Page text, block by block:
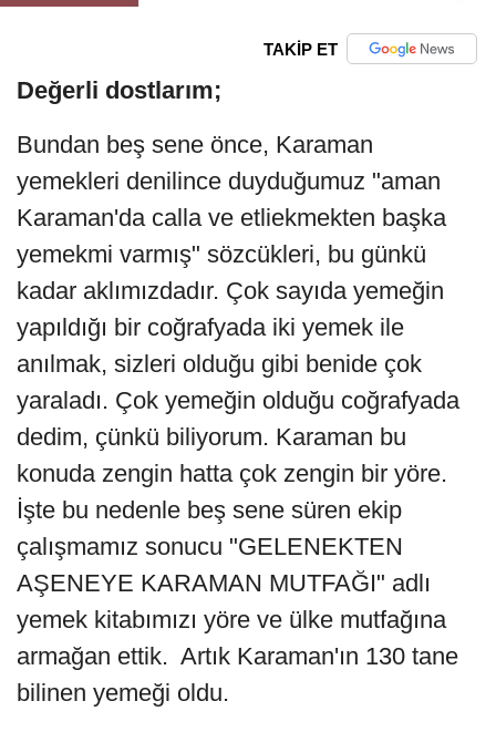
TAKİP ET
Değerli dostlarım;
Bundan beş sene önce, Karaman
yemekleri denilince duyduğumuz "aman
Karaman'da calla ve etliekmekten başka
yemekmi varmış" sözcükleri, bu günkü
kadar aklımızdadır. Çok sayıda yemeğin
yapıldığı bir coğrafyada iki yemek ile
anılmak, sizleri olduğu gibi benide çok
yaraladı. Çok yemeğin olduğu coğrafyada
dedim, çünkü biliyorum. Karaman bu
konuda zengin hatta çok zengin bir yöre.
İşte bu nedenle beş sene süren ekip
çalışmamız sonucu "GELENEKTEN
AŞENEYE KARAMAN MUTFAĞI" adlı
yemek kitabımızı yöre ve ülke mutfağına
armağan ettik. Artık Karaman'ın 130 tane
bilinen yemeği oldu.